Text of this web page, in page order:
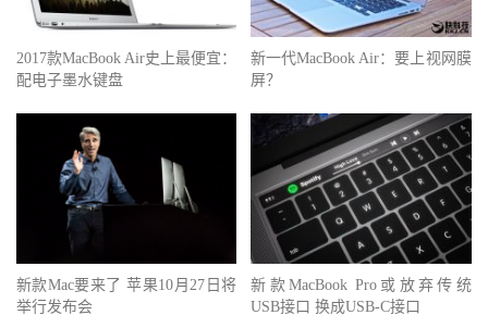
2017款MacBook Air史上最便宜：
配电子墨水键盘
新一代MacBook Air：要上视网膜
屏？
新款Mac要来了 苹果10月27日将
举行发布会
新款MacBook Pro或放弃传统
USB接口 换成USB-C接口